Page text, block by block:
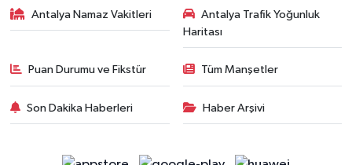
Antalya Namaz Vakitleri
Antalya Trafik Yoğunluk
Haritası
Puan Durumu ve Fikstür Tüm Manşetler
Son Dakika Haberleri Haber Arşivi